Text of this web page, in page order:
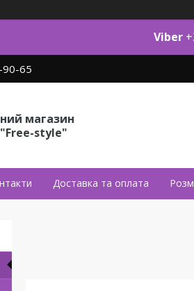
Viber
90-65
магазин
style"
Доставка та оплата